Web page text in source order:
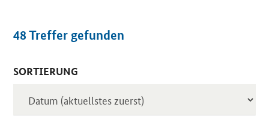
48Treffer gefunden
SORTIERUNG